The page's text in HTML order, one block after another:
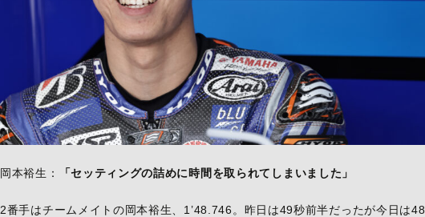
岡本裕生： 「セッティングの詰めに時間を取られてしまいました」
2番手はチームメイトの岡本裕生、1’48.746。昨日は49秒前半だったが今日は48